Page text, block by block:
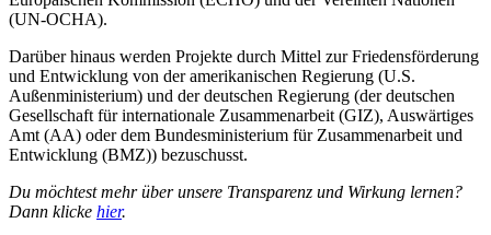
(UN-OCHA).
Darüber hinaus werden Projekte durch Mittel zur Friedensförderung
und Entwicklung von der amerikanischen Regierung (U.S.
Außenministerium) und der deutschen Regierung (der deutschen
Gesellschaft für internationale Zusammenarbeit (GIZ), Auswärtiges
Amt (AA) oder dem Bundesministerium für Zusammenarbeit und
Entwicklung (BMZ)) bezuschusst.
Du möchtest mehr über unsere Transparenz und Wirkung lernen?
Dann klicke hier.